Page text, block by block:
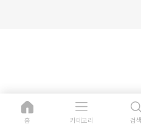
홈 카테고리 검색